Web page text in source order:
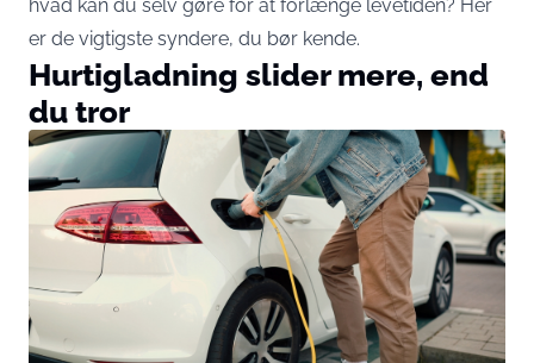
hvad kan du selv gøre for at forlænge levetiden? Her
er de vigtigste syndere, du bør kende.
Hurtigladning slider mere, end
du tror